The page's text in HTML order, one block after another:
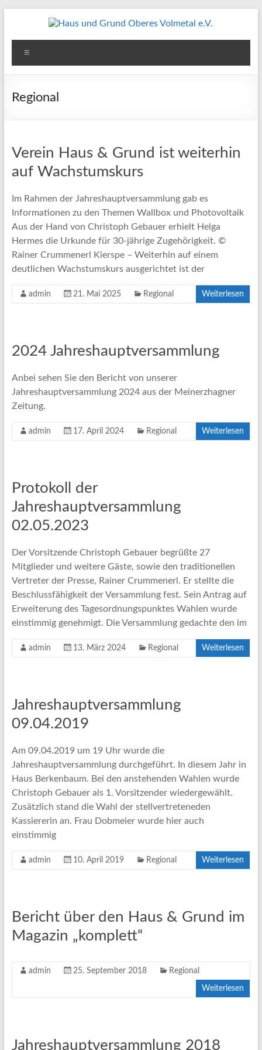
Haus
und
Grund
e.V.
Regional
Verein Haus & Grund ist weiterhin
auf Wachstumskurs
Im Rahmen der Jahreshauptversammlung gab es
Informationen zu den Themen Wallbox und Photovoltaik
Aus der Hand von Christoph Gebauer erhielt Helga
Hermes die Urkunde für 30-jährige Zugehörigkeit. ©
Rainer Crummenerl Kierspe – Weiterhin auf einem
deutlichen Wachstumskurs ausgerichtet ist der
admin 21. Mai 2025 Regional Weiterlesen
2024 Jahreshauptversammlung
Anbei sehen Sie den Bericht von unserer
Jahreshauptversammlung 2024 aus der Meinerzhagner
Zeitung.
admin 17. April 2024 Regional Weiterlesen
Protokoll der
Jahreshauptversammlung
02.05.2023
Der Vorsitzende Christoph Gebauer begrüßte 27
Mitglieder und weitere Gäste, sowie den traditionellen
Vertreter der Presse, Rainer Crummenerl. Er stellte die
Beschlussfähigkeit der Versammlung fest. Sein Antrag auf
Erweiterung des Tagesordnungspunktes Wahlen wurde
einstimmig genehmigt. Die Versammlung gedachte den im
admin 13. März 2024 Regional Weiterlesen
Jahreshauptversammlung
09.04.2019
Am 09.04.2019 um 19 Uhr wurde die
Jahreshauptversammlung durchgeführt. In diesem Jahr in
Haus Berkenbaum. Bei den anstehenden Wahlen wurde
Christoph Gebauer als 1. Vorsitzender wiedergewählt.
Zusätzlich stand die Wahl der stellvertreteneden
Kassiererin an. Frau Dobmeier wurde hier auch
einstimmig
admin 10. April 2019 Regional Weiterlesen
Bericht über den Haus & Grund im
Magazin „komplett“
admin 25. September 2018 Regional
Weiterlesen
Jahreshauptversammlung 2018